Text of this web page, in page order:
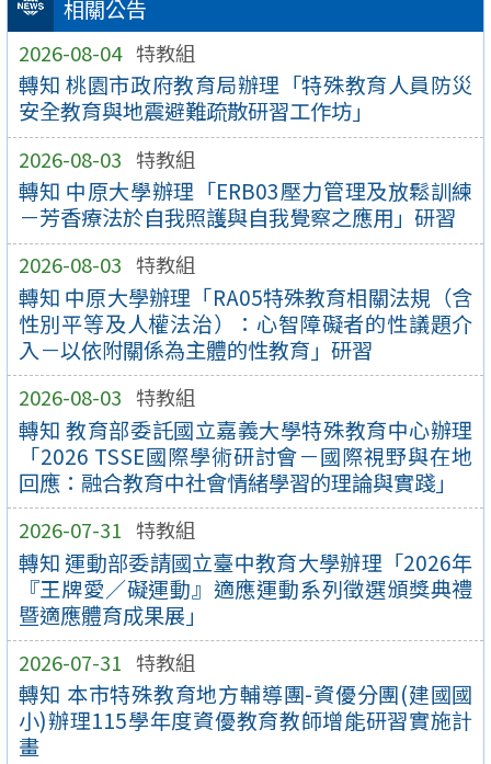
相關公告
2026-08-04 特教組
轉知 桃園市政府教育局辦理「特殊教育人員防災
安全教育與地震避難疏散研習工作坊」
2026-08-03 特教組
轉知 中原大學辦理「ERB03壓力管理及放鬆訓練
－芳香療法於自我照護與自我覺察之應用」研習
2026-08-03 特教組
轉知 中原大學辦理「RA05特殊教育相關法規（含
性別平等及人權法治）：心智障礙者的性議題介
入－以依附關係為主體的性教育」研習
2026-08-03 特教組
轉知 教育部委託國立嘉義大學特殊教育中心辦理
「2026 TSSE國際學術研討會－國際視野與在地
回應：融合教育中社會情緒學習的理論與實踐」
2026-07-31 特教組
轉知 運動部委請國立臺中教育大學辦理「2026年
『王牌愛／礙運動』適應運動系列徵選頒獎典禮
暨適應體育成果展」
2026-07-31 特教組
轉知 本市特殊教育地方輔導團-資優分團(建國國
小)辦理115學年度資優教育教師增能研習實施計
畫